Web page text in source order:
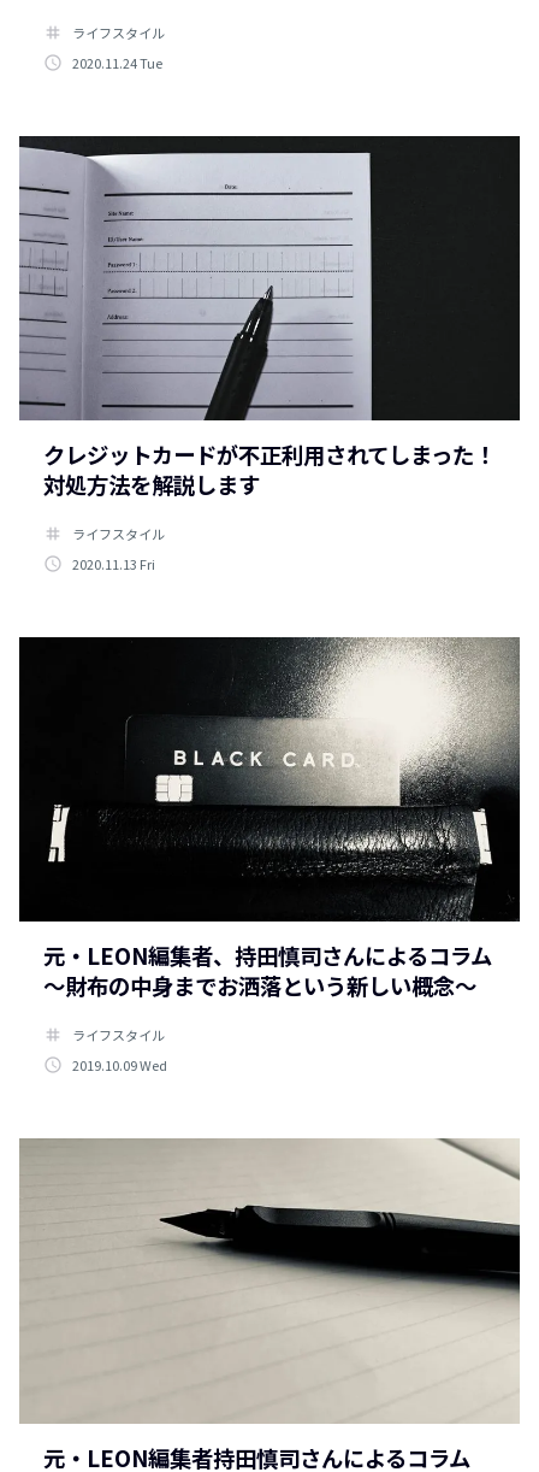
tag
ライフスタイル
access_time 2020.11.24 Tue
クレジットカードが不正利用されてしまった！
対処方法を解説します
tag
ライフスタイル
access_time 2020.11.13 Fri
元・LEON編集者、持田慎司さんによるコラム
〜財布の中身までお洒落という新しい概念〜
tag
ライフスタイル
access_time 2019.10.09 Wed
元・LEON編集者持田慎司さんによるコラム